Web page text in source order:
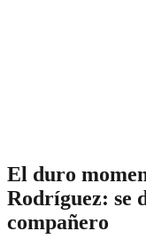
El duro
Rodríguez: se
compañero